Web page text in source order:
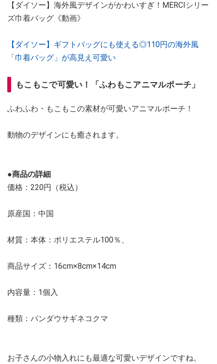
【ダイソー】海外風デザインがかわいすぎ！MERCIシリー
ズ巾着バッグ《動画》
【ダイソー】ギフトバッグにも使える◎110円の海外風
「巾着バッグ」が高見え可愛い
もこもこで可愛い！「ふわもこアニマルポーチ」
ふわふわ・もこもこの素材が可愛いアニマルポーチ！
動物のデザインにも癒されます。
●商品の詳細
価格：220円（税込）
原産国：中国
材質：本体：ポリエステル100％、
商品サイズ：16cm×8cm×14cm
内容量：1個入
種類：パンダウサギネコクマ
お子さんの小物入れにも最適な可愛いデザインですね。